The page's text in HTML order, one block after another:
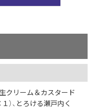
クリーム＆カスタード
、とろける瀬戸内く